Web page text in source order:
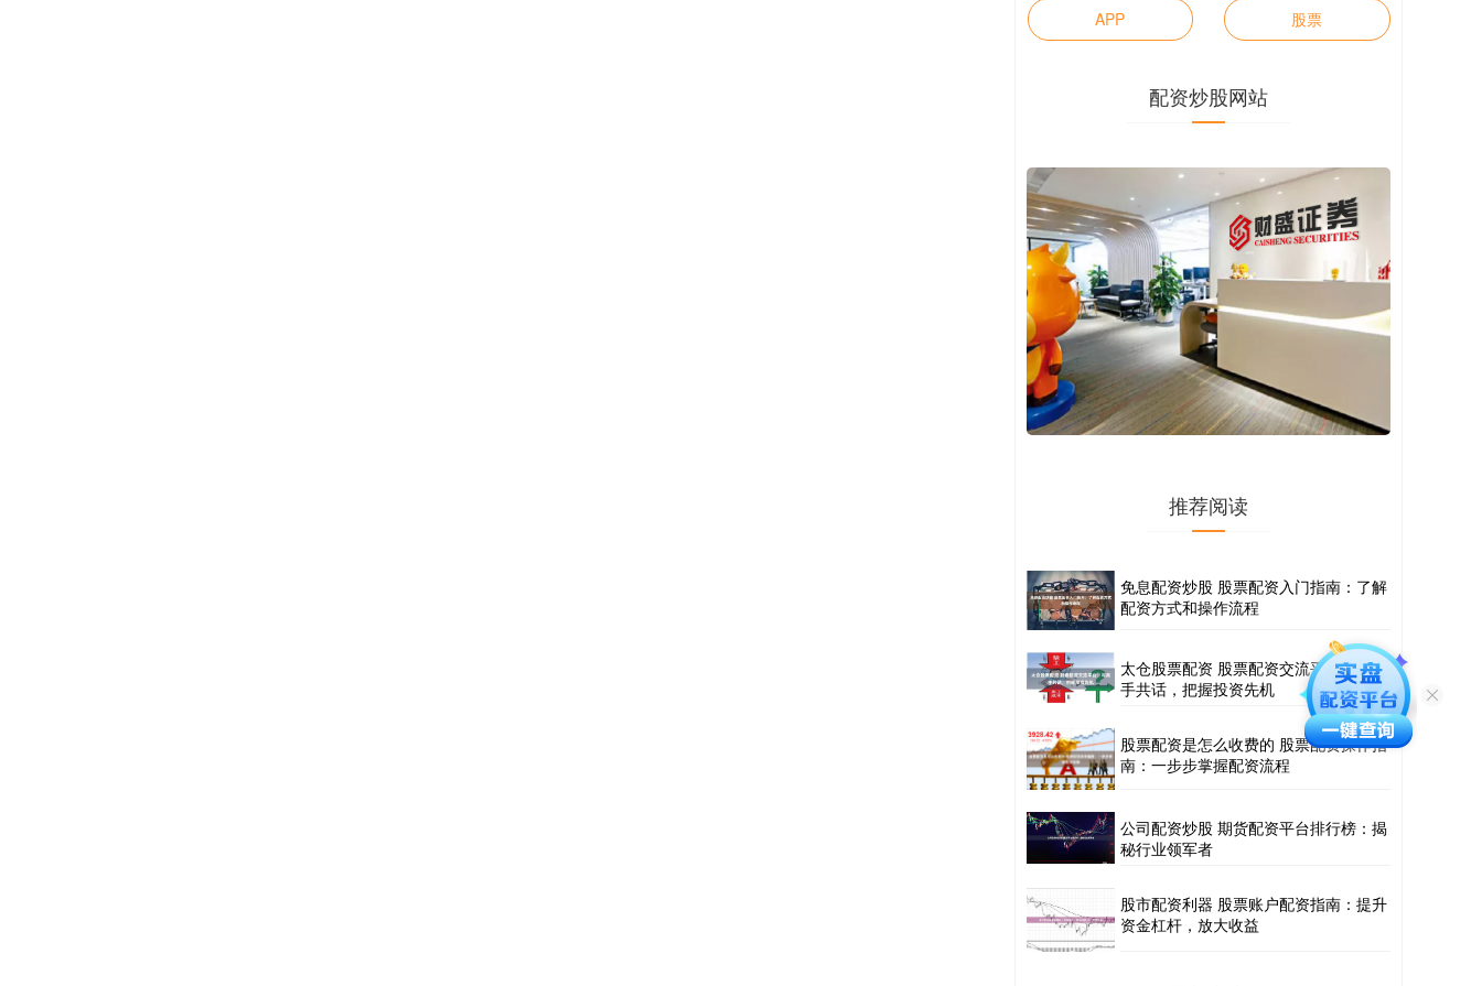
APP 股票
配资炒股网站
推荐阅读
免息配资炒股 股票配资入门指南：了解
配资方式和操作流程
太仓股票配资 股票配资交流平台：与高
手共话，把握投资先机
股票配资是怎么收费的 股票配资操作指
南：一步步掌握配资流程
公司配资炒股 期货配资平台排行榜：揭
秘行业领军者
股市配资利器 股票账户配资指南：提升
资金杠杆，放大收益